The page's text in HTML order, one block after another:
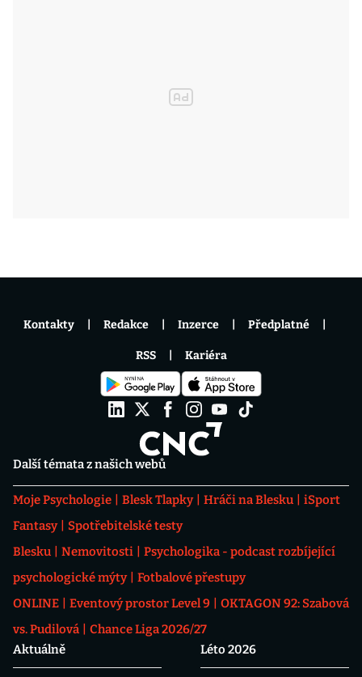
Další témata z našich webů
Moje Psychologie Blesk Tlapky Hráči na Blesku
iSport
Fantasy
Spotřebitelské testy
Blesku
Nemovitosti
Psychologika - podcast rozbíjející
psychologické mýty
Fotbalové přestupy
ONLINE
Eventový prostor Level 9
OKTAGON 92: Szabová
vs. Pudilová
Chance Liga 2026/27
Aktuálně
Léto 2026
Kontakty Redakce Inzerce Předplatné
RSS Kariéra